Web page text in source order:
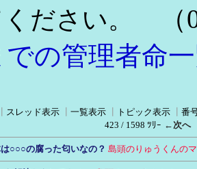
ださい。
（
の管理者命
スレッド表示 一覧表示 トピック表示
番
423 / 1598 ﾂﾘｰ ←次へ
○○○の腐った匂いなの？ 島頭のりゅうくんの